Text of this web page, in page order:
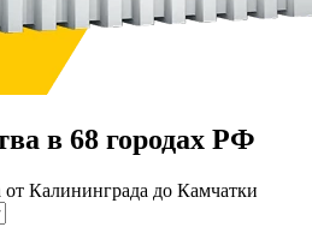
в 68 городах РФ
от Калининграда до Камчатки